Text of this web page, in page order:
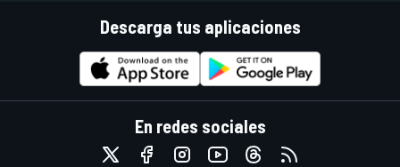
Descarga tus aplicaciones
En redes sociales